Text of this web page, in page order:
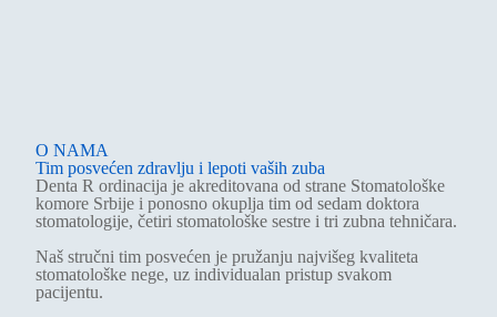
O NAMA
Tim posvećen zdravlju i lepoti vaših zuba
Denta R ordinacija je akreditovana od strane Stomatološke
komore Srbije i ponosno okuplja tim od sedam doktora
stomatologije, četiri stomatološke sestre i tri zubna tehničara.
Naš stručni tim posvećen je pružanju najvišeg kvaliteta
stomatološke nege, uz individualan pristup svakom
pacijentu.